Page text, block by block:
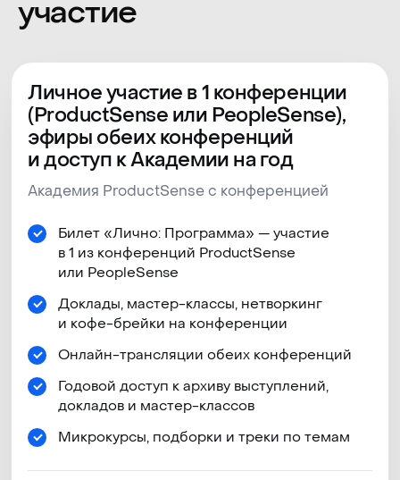
Личное участие в 1 конференции
(ProductSense или PeopleSense),
эфиры обеих конференций
и доступ к Академии на год
Академия ProductSense с конференцией
Билет «Лично: Программа» — участие
в 1 из конференций ProductSense
или PeopleSense
Доклады, мастер-классы, нетворкинг
и кофе-брейки на конференции
Онлайн-трансляции обеих конференций
Годовой доступ к архиву выступлений,
докладов и мастер-классов
Микрокурсы, подборки и треки по темам
Лично
Полное участие
в конференции: программа,
общение, питание
и вечеринка
65 000 руб*
59 000 руб.
Забронировать